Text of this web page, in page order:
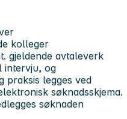
kolleger
gjeldende avtaleverk
intervju, og
praksis legges ved
søknadsskjema.
søknaden